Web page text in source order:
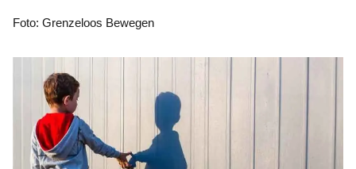
Foto: Grenzeloos Bewegen